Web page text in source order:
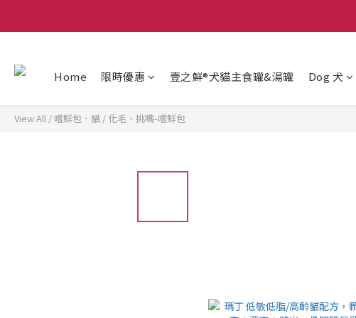
Home 限時優惠 壹之鮮®犬貓主食罐&湯罐 Dog 犬
View All / 嚐鮮包．貓 / 化毛、挑嘴-嚐鮮包